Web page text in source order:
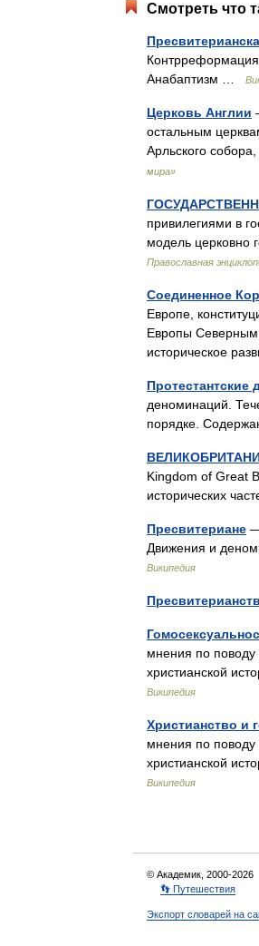
Смотреть что
Анабаптизм …
Церковь Англии
остальным
Арльского
мира»
привилегиями в
модель церковно
Православная
Соединенное
Европе,
Европы
историческое
Протестантские
деноминаций.
порядке.
Kingdom of Great
исторических
Пресвитериане
Движения и
Википедия
мнения по поводу
христианской
Википедия
Христианство и
мнения по поводу
христианской
Википедия
© Академик, 2000-2026
👣 Путешествия
Экспорт словарей на